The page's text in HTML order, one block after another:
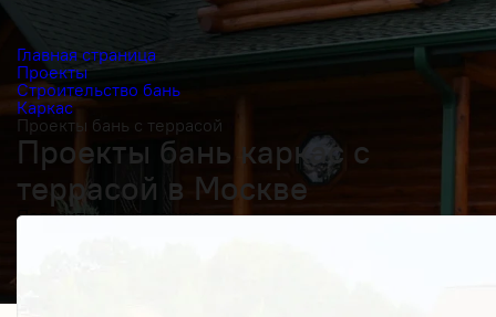
Главная страница
Проекты
Строительство бань
Каркас
Проекты бань с террасой
Проекты бань каркас с
террасой в Москве
Получить косультацию